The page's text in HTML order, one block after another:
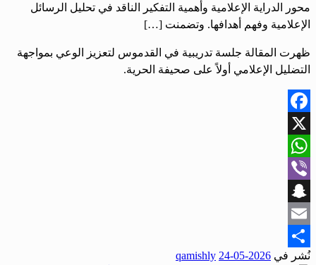
محور الدراية الإعلامية وأهمية التفكير الناقد في تحليل الرسائل
الإعلامية وفهم أهدافها. وتضمنت […]
ظهرت المقالة جلسة تدريبية في القدموس لتعزيز الوعي بمواجهة
التضليل الإعلامي أولاً على صحيفة الحرية.
Facebook
X
WhatsApp
Viber
Snapchat
Email
Share
نُشر في 2026-05-24
qamishly